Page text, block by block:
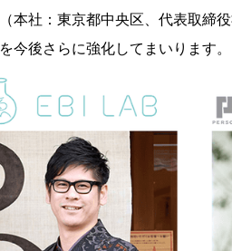
本社：東京都中央区、代表取締
今後さらに強化してまいります。